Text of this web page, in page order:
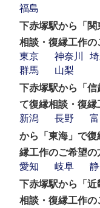
福島
下赤塚駅から「
相談・復縁工作の
東京
神奈川
群馬
山梨
下赤塚駅から「
て復縁相談・復
新潟
長野
から「東海」で
縁工作のご希望の
愛知
岐阜
下赤塚駅から「
相談・復縁工作の